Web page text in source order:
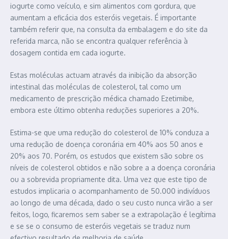
iogurte como veículo, e sim alimentos com gordura, que
aumentam a eficácia dos esteróis vegetais. É importante
também referir que, na consulta da embalagem e do site da
referida marca, não se encontra qualquer referência à
dosagem contida em cada iogurte.
Estas moléculas actuam através da inibição da absorção
intestinal das moléculas de colesterol, tal como um
medicamento de prescrição médica chamado Ezetimibe,
embora este último obtenha reduções superiores a 20%.
Estima-se que uma redução do colesterol de 10% conduza a
uma redução de doença coronária em 40% aos 50 anos e
20% aos 70. Porém, os estudos que existem são sobre os
níveis de colesterol obtidos e não sobre a a doença coronária
ou a sobrevida propriamente dita. Uma vez que este tipo de
estudos implicaria o acompanhamento de 50.000 indivíduos
ao longo de uma década, dado o seu custo nunca virão a ser
feitos, logo, ficaremos sem saber se a extrapolação é legítima
e se se o consumo de esteróis vegetais se traduz num